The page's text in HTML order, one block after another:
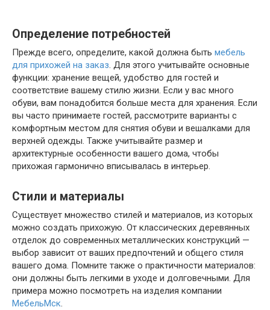
Определение потребностей
Прежде всего, определите, какой должна быть мебель
для прихожей на заказ. Для этого учитывайте основные
функции: хранение вещей, удобство для гостей и
соответствие вашему стилю жизни. Если у вас много
обуви, вам понадобится больше места для хранения. Если
вы часто принимаете гостей, рассмотрите варианты с
комфортным местом для снятия обуви и вешалками для
верхней одежды. Также учитывайте размер и
архитектурные особенности вашего дома, чтобы
прихожая гармонично вписывалась в интерьер.
Стили и материалы
Существует множество стилей и материалов, из которых
можно создать прихожую. От классических деревянных
отделок до современных металлических конструкций —
выбор зависит от ваших предпочтений и общего стиля
вашего дома. Помните также о практичности материалов:
они должны быть легкими в уходе и долговечными. Для
примера можно посмотреть на изделия компании
МебельМск.